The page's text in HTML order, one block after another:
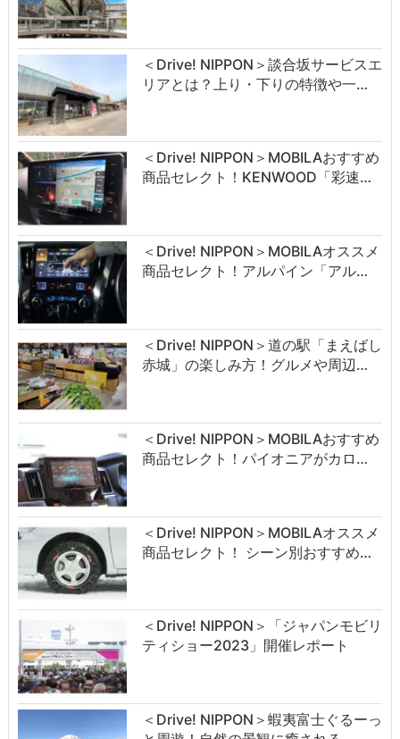
＜Drive! NIPPON＞談合坂サービスエ
リアとは？上り・下りの特徴や一…
＜Drive! NIPPON＞MOBILAおすすめ
商品セレクト！KENWOOD「彩速…
＜Drive! NIPPON＞MOBILAオススメ
商品セレクト！アルパイン「アル…
＜Drive! NIPPON＞道の駅「まえばし
赤城」の楽しみ方！グルメや周辺…
＜Drive! NIPPON＞MOBILAおすすめ
商品セレクト！パイオニアがカロ…
＜Drive! NIPPON＞MOBILAオススメ
商品セレクト！ シーン別おすすめ…
＜Drive! NIPPON＞「ジャパンモビリ
ティショー2023」開催レポート
＜Drive! NIPPON＞蝦夷富士ぐるーっ